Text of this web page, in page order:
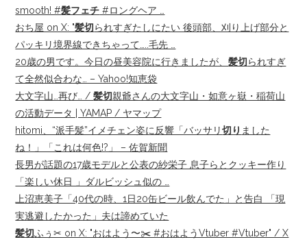
smooth! #髪フェチ #ロングヘア …
おち屋 on X: "髪切られすぎたしにたい 後頭部、刈り上げ部分と
パッキリ境界線できちゃって…..毛先 …
20歳の男です。今日の昼美容院に行きましたが、髪切られすぎ
て全然似合わな… – Yahoo!知恵袋
大文字山…再び… /髪切親爺さんの大文字山・如意ヶ嶽・稲荷山
の活動データ | YAMAP / ヤマップ
hitomi、“派手髪”イメチェン姿に反響「バッサリ切り ました
ね！」「これは何色!?」 – 佐賀新聞
長男が話題の17歳モデルと公表の紗栄子 息子らとクッキー作り
「楽しい休日 」ダルビッシュ似の …
上沼恵美子「40代の時、1日20缶ビール飲んでた」と告白 「現
実逃避したかった」夫は諦めていた
髪切ふぅ✂︎ on X: "おはよう〜✂️ #おはようVtuber #Vtuber" / X